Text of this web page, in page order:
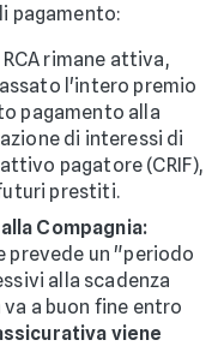
pagamento:
rimane attiva,
l'intero premio
pagamento alla
di interessi di
pagatore (CRIF),
prestiti.
Compagnia:
prevede un "periodo
alla scadenza
a buon fine entro
viene